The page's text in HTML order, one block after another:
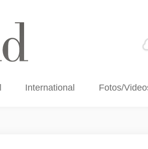
International Fotos/